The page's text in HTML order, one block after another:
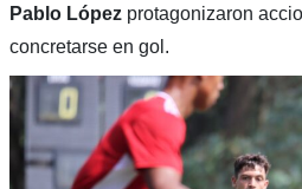
Pablo Lópezprotagonizaron
concretarse en gol.